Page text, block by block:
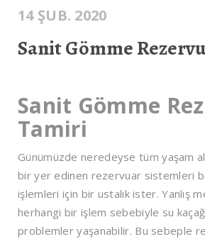
14 ŞUB. 2020
Sanit Gömme
Sanit Gömme
Tamiri
Günümüzde neredeyse tüm yaşam
bir yer edinen rezervuar sistemleri
işlemleri için bir ustalık ister. Yanlış
herhangi bir işlem sebebiyle su
problemler yaşanabilir. Bu sebeple